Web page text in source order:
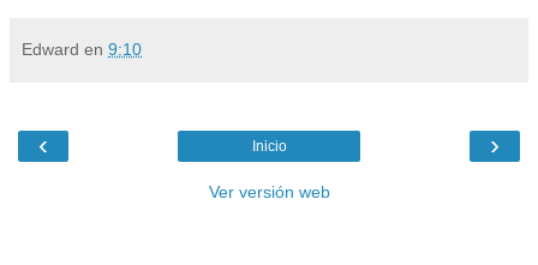
Edward en 9:10
‹ ›
Inicio
Ver versión web